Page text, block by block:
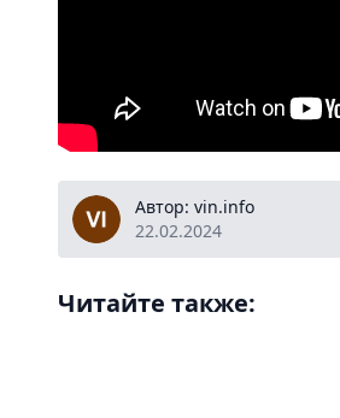
vin.infoАвтор: vin.info
22.02.2024
Читайте также: